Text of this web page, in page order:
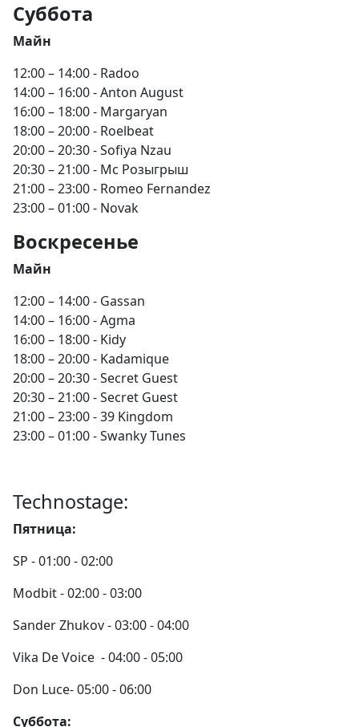
Суббота
Майн
12:00 – 14:00 - Radoo
14:00 – 16:00 - Anton August
16:00 – 18:00 - Margaryan
18:00 – 20:00 - Roelbeat
20:00 – 20:30 - Sofiya Nzau
20:30 – 21:00 - Мс Розыгрыш
21:00 – 23:00 - Romeo Fernandez
23:00 – 01:00 - Novak
Воскресенье
Майн
12:00 – 14:00 - Gassan
14:00 – 16:00 - Agma
16:00 – 18:00 - Kidy
18:00 – 20:00 - Kadamique
20:00 – 20:30 - Secret Guest
20:30 – 21:00 - Secret Guest
21:00 – 23:00 - 39 Kingdom
23:00 – 01:00 - Swanky Tunes
Technostage:
Пятница:
SP - 01:00 - 02:00
Modbit - 02:00 - 03:00
Sander Zhukov - 03:00 - 04:00
Vika De Voice - 04:00 - 05:00
Don Luce- 05:00 - 06:00
Суббота: